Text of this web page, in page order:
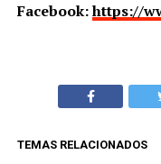
Facebook:https://
TEMAS RELACIONADOS